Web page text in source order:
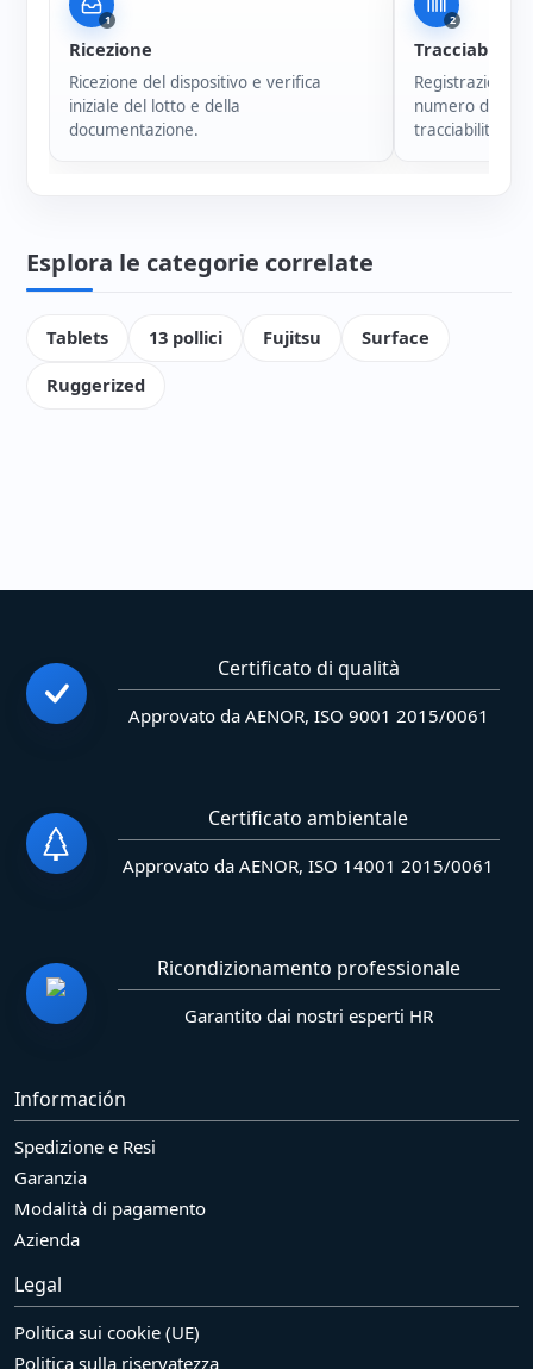
1
Ricezione
Ricezione del dispositivo e verifica
iniziale del lotto e della
documentazione.
2
Tracciabilità
Registrazione
numero di
tracciabilità di
Esplora le categorie correlate
Tablets 13 pollici Fujitsu
Surface
Ruggerized
Certificato di qualità
Approvato da AENOR, ISO 9001 2015/0061
Certificato ambientale
Approvato da AENOR, ISO 14001 2015/0061
Ricondizionamento professionale
Garantito dai nostri esperti HR
Información
Spedizione e Resi
Garanzia
Modalità di pagamento
Azienda
Legal
Politica sui cookie (UE)
Politica sulla riservatezza